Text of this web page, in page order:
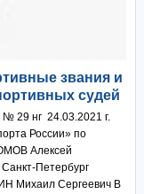
звания и
судей
№ 29 нг 24.03.2021 г.
России» по
Алексей
Петербург
Михаил Сергеевич В